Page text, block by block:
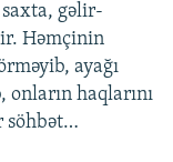
saxta, gəlir-
Həmçinin
ayağı
onların haqlarını
söhbət…